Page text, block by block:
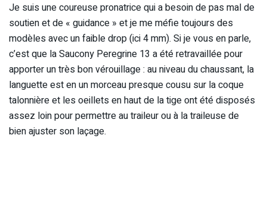
Je suis une coureuse pronatrice qui a besoin de pas mal de
soutien et de « guidance » et je me méfie toujours des
modèles avec un faible drop (ici 4 mm). Si je vous en parle,
c’est que la Saucony Peregrine 13 a été retravaillée pour
apporter un très bon vérouillage : au niveau du chaussant, la
languette est en un morceau presque cousu sur la coque
talonnière et les oeillets en haut de la tige ont été disposés
assez loin pour permettre au traileur ou à la traileuse de
bien ajuster son laçage.